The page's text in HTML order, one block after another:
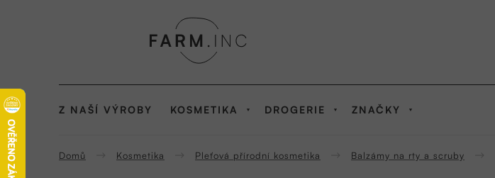
Z NAŠÍ VÝROBY KOSMETIKA DROGERIE ZNAČKY
Domů Kosmetika Pleťová přírodní kosmetika Balzámy na rty a scruby